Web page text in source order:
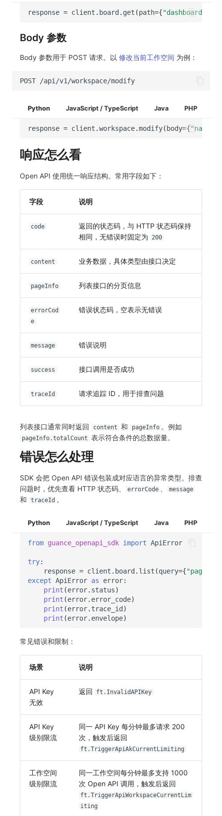
response = client . board. get (path={
Body 参数
Body 参数用于 POST 请求。以 修改当前工作空间 为例：
Python JavaScript / TypeScript Java PHP
response = client .workspace.modify(body={"name"
响应怎么看
Open API 使用统一响应结构。常用字段如下：
字段 说明
code
返回的状态码，与 HTTP 状态码保持
相同，无错误时固定为
200
content 业务数据，具体类型由接口决定
pageInfo 列表接口的分页信息
errorCod
e
错误状态码，空表示无错误
message 错误说明
success 接口调用是否成功
traceId 请求追踪 ID，用于排查问题
列表接口通常同时返回 content 和 pageInfo 。例如
pageInfo.totalCount 表示符合条件的总数据量。
错误怎么处理
SDK 会把 Open API 错误包装成对应语言的异常类型。排查
问题时，优先查看 HTTP 状态码、
errorCode message
和 traceId 。
Python JavaScript / TypeScript Java PHP
from guance_openapi_sdk import ApiError
try:
response = client . board. list (query={
except ApiError as error:
print (error. status)
print (error. error_code)
print (error. trace_id)
print (error. envelope)
常见错误和限制：
场景 说明
API Key
无效
返回 ft.InvalidAPIKey
API Key
级别限流
同一 API Key 每分钟最多请求 200
次，触发后返回
ft.TriggerApiAkCurrentLimiting
工作空间
级别限流
同一工作空间每分钟最多支持 1000
次 Open API 调用，触发后返回
ft.TriggerApiWorkspaceCurrentLim
iting